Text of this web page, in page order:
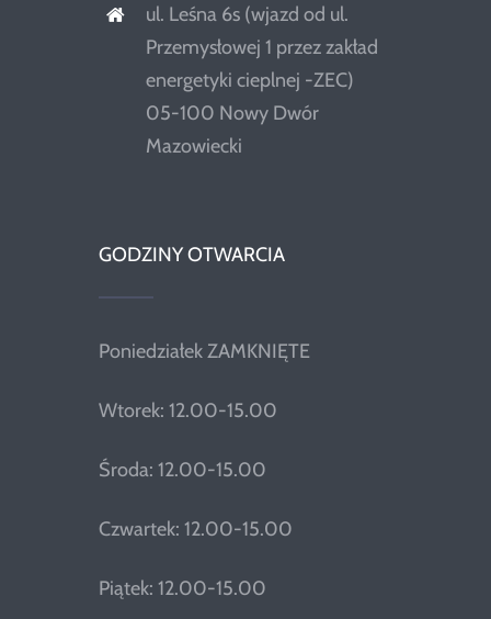
ul. Leśna 6s (wjazd od ul.
Przemysłowej 1 przez zakład
energetyki cieplnej -ZEC)
05-100 Nowy Dwór
Mazowiecki
GODZINY OTWARCIA
Poniedziałek ZAMKNIĘTE
Wtorek: 12.00-15.00
Środa: 12.00-15.00
Czwartek: 12.00-15.00
Piątek: 12.00-15.00